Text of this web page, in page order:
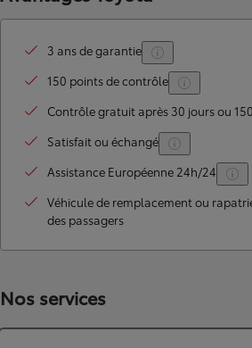
3 ans de garantie
150 points de contrôle
Contrôle gratuit après 30 jours ou
Satisfait ou échangé
Assistance Européenne 24h/24
Véhicule de remplacement ou
des passagers
Nos services